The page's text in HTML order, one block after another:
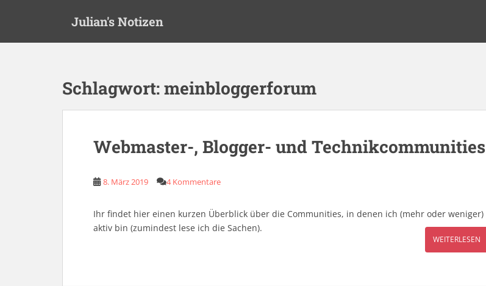
Julian's Notizen
Schlagwort:meinbloggerforum
Webmaster-, Blogger- und Technikcommunities
8. März 2019 4 Kommentare
Ihr findet hier einen kurzen Überblick über die Communities, in denen ich (mehr oder weniger)
aktiv bin (zumindest lese ich die Sachen).
WEITERLESEN